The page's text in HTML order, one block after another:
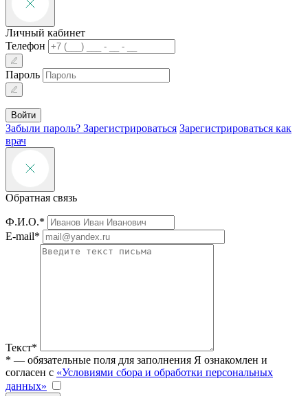
Личный кабинет
Телефон
Пароль
Войти
Забыли пароль? Зарегистрироваться Зарегистрироваться как
врач
Обратная связь
Ф.И.О.*
E-mail*
Текст*
* — обязательные поля для заполнения Я ознакомлен и
согласен с «Условиями сбора и обработки персональных
данных»